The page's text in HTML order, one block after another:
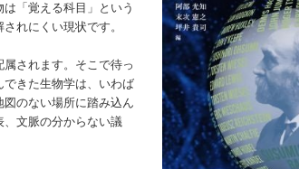
「覚える科目」という
れにくい現状です。
されます。そこで待っ
きた生物学は、いわば
のない場所に踏み込ん
、文脈の分からない議